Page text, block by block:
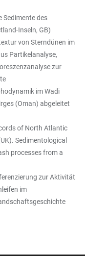
Sedimente des
Inseln, GB)
von Sterndünen im
Partikelanalyse,
zur
im Wadi
(Oman) abgeleitet
of North Atlantic
Sedimentological
processes from a
zur Aktivität
im